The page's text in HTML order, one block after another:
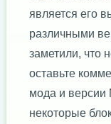
является его
различными
заметили, что
оставьте
мода и версии
некоторые